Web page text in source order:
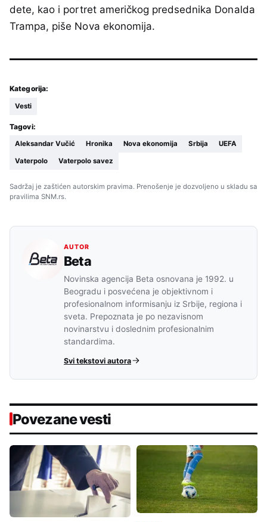
dete, kao i portret američkog predsednika Donalda
Trampa, piše Nova ekonomija.
Kategorija:
Vesti
Tagovi:
Aleksandar Vučić Hronika Nova ekonomija Srbija UEFA
Vaterpolo Vaterpolo savez
Sadržaj je zaštićen autorskim pravima. Prenošenje je dozvoljeno u skladu sa
pravilima SNM.rs.
AUTOR
Beta
Novinska agencija Beta osnovana je 1992. u
Beogradu i posvećena je objektivnom i
profesionalnom informisanju iz Srbije, regiona i
sveta. Prepoznata je po nezavisnom
novinarstvu i doslednim profesionalnim
standardima.
Svi tekstovi autora
Povezane vesti